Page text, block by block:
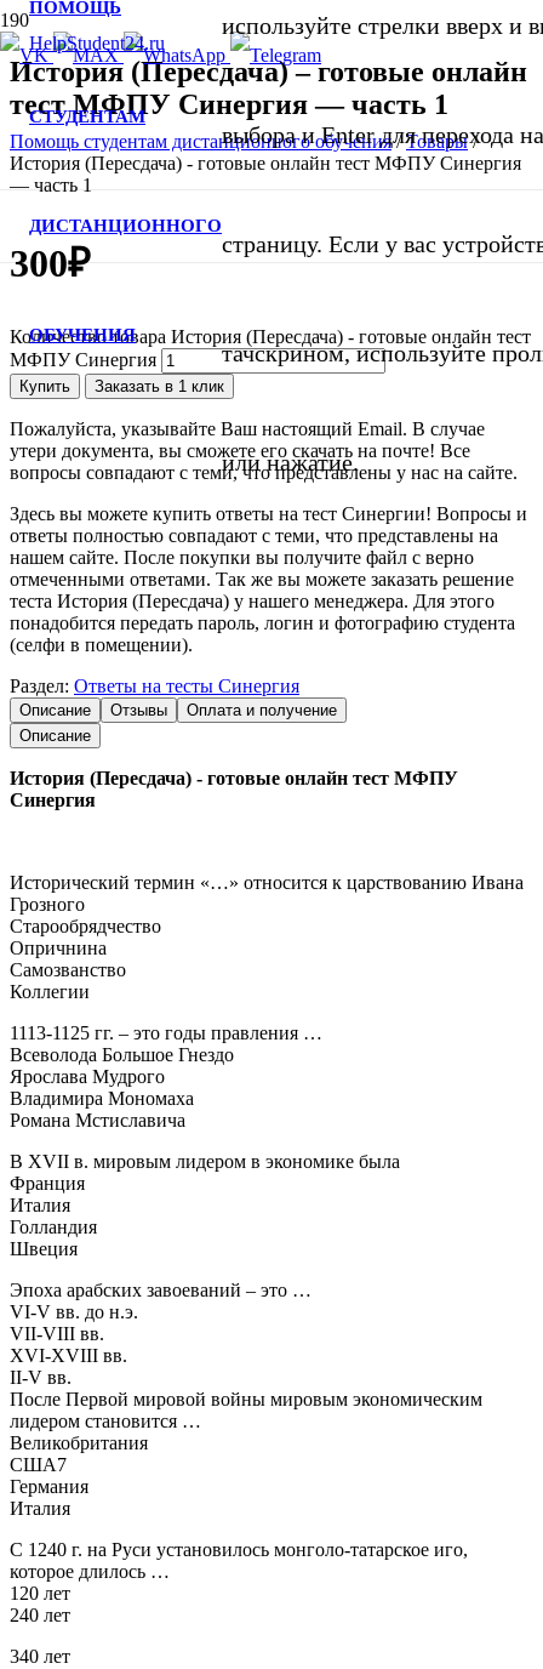
ПОМОЩЬ
СТУДЕНТАМ
ДИСТАНЦИОННОГО
ОБУЧЕНИЯ
используйте стрелки вверх и
выбора и Enter для перехода
страницу. Если у вас
тачскрином, используйте
или нажатие.
История (Пересдача) – готовые онлайн
тест МФПУ Синергия — часть 1
Помощь студентам дистанционного обучения/Товары/
История (Пересдача) - готовые онлайн тест МФПУ Синергия
— часть 1
300₽
Количество товара История (Пересдача) - готовые онлайн тест
МФПУ Синергия
Купить Заказать в 1 клик
Пожалуйста, указывайте Ваш настоящий Email. В случае
утери документа, вы сможете его скачать на почте! Все
вопросы совпадают с теми, что представлены у нас на сайте.
Здесь вы можете купить ответы на тест Синергии! Вопросы и
ответы полностью совпадают с теми, что представлены на
нашем сайте. После покупки вы получите файл с верно
отмеченными ответами. Так же вы можете заказать решение
теста История (Пересдача) у нашего менеджера. Для этого
понадобится передать пароль, логин и фотографию студента
(селфи в помещении).
Раздел: Ответы на тесты Синергия
Описание Отзывы
Оплата и получение
Описание
История (Пересдача) - готовые онлайн тест МФПУ
Синергия
Исторический термин «…» относится к царствованию Ивана
Грозного
Старообрядчество
Опричнина
Самозванство
Коллегии
1113-1125 гг. – это годы правления …
Всеволода Большое Гнездо
Ярослава Мудрого
Владимира Мономаха
Романа Мстиславича
В ХVII в. мировым лидером в экономике была
Франция
Италия
Голландия
Швеция
Эпоха арабских завоеваний – это …
VI-V вв. до н.э.
VII-VIII вв.
XVI-XVIII вв.
II-V вв.
После Первой мировой войны мировым экономическим
лидером становится …
Великобритания
США7
Германия
Италия
С 1240 г. на Руси установилось монголо-татарское иго,
которое длилось …
120 лет
240 лет
340 лет